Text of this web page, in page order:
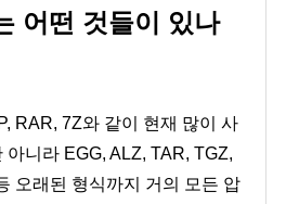
어떤 것들이 있나
RAR, 7Z와 같이 현재 많이 사
아니라 EGG, ALZ, TAR, TGZ,
오래된 형식까지 거의 모든 압